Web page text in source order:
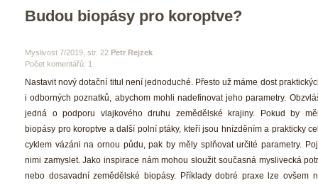
Budou biopásy pro koroptve?
Myslivost 7/2019, str. 22 Petr Rejzek
Počet komentářů: 1
Nastavit nový dotační titul není jednoduché. Přesto už máme dost
i odborných poznatků, abychom mohli nadefinovat jeho parametry.
jedná o podporu vlajkového druhu zemědělské krajiny. Pokud by
biopásy pro koroptve a další polní ptáky, kteří jsou hnízděním a prakticky
cyklem vázáni na ornou půdu, pak by měly splňovat určité parametry.
nimi zamyslet. Jako inspirace nám mohou sloužit současná myslivecká
nebo dosavadní zemědělské biopásy. Příklady dobré praxe lze ovšem